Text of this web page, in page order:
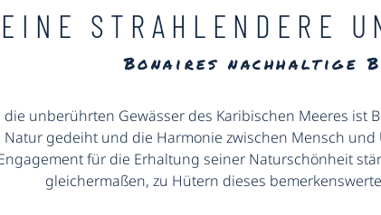
STRAHLENDERE
Bonaires nachhaltige
unberührten Gewässer des Karibischen Meeres ist
gedeiht und die Harmonie zwischen Mensch
für die Erhaltung seiner Naturschönheit
gleichermaßen, zu Hütern dieses